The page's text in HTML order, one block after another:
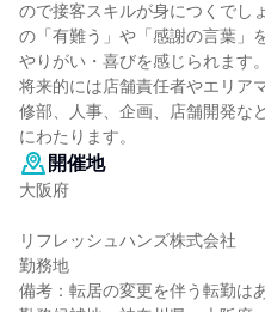
ので接客スキルが身につくでし
の「有難う」や「感謝の言葉」
やりがい・喜びを感じられます。
将来的には店舗責任者やエリア
修部、人事、企画、店舗開発な
にわたります。
開催地
大阪府
リフレッシュハンズ株式会社
勤務地
備考：転居の変更を伴う転勤は